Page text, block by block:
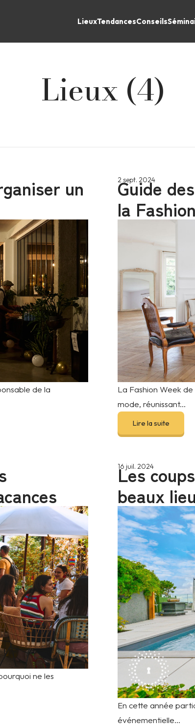
LieuxTendancesConseils
Lieux (4)
un
de la
Guide
la
2 sept. 2024
La Fashion Week
mode, réunissant...
Lire la suite
ne les
Les
beaux
16 juil. 2024
En cette année
événementielle...